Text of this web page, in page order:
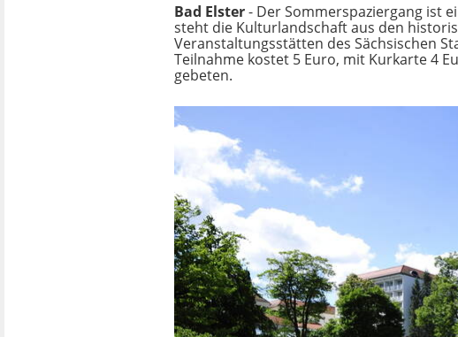
Bad Elster- Der Sommerspaziergang ist
steht die Kulturlandschaft aus den
Veranstaltungsstätten des Sächsischen
Teilnahme kostet 5 Euro, mit Kurkarte 4
gebeten.